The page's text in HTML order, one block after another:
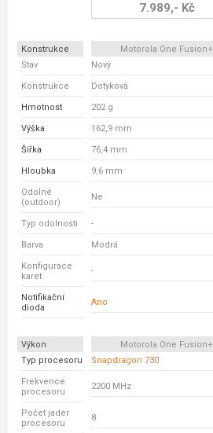
7.989,- Kč
Konstrukce Motorola One Fusion+
Stav
Nový
Konstrukce Dotyková
Hmotnost 202 g
Výška 162,9 mm
Šířka 76,4 mm
Hloubka 9,6 mm
Odolné
(outdoor)
Ne
Typ odolnosti -
Barva Modrá
Konfigurace
karet
-
Notifikační
dioda
Ano
Výkon Motorola One Fusion+
Typ procesoru
Snapdragon 730
Frekvence
procesoru
2200 MHz
Počet jader
procesoru
8